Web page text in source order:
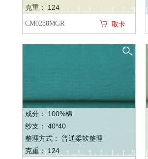
克重： 124
CM0288MGR 取卡
成分： 100%棉
纱支： 40*40
整理方式： 普通柔软整理
克重： 124